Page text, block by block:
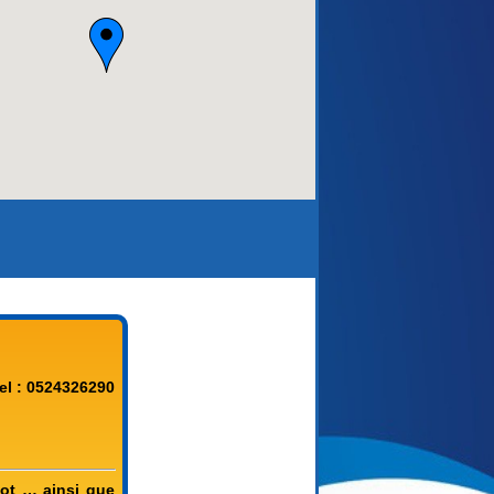
: 0524326290
… ainsi que